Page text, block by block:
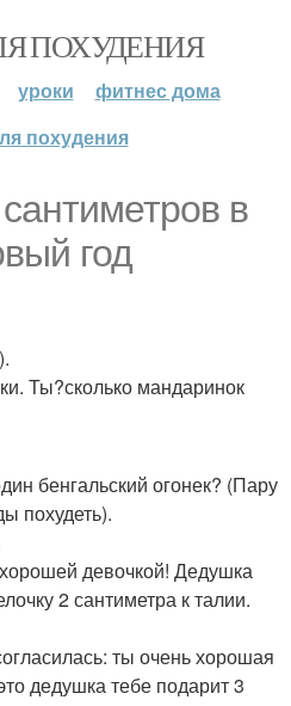
ПОХУДЕНИЯ
уроки
фитнес дома
похудения
в
год
Ты?сколько мандаринок
бенгальский огонек? (Пару
похудеть).
девочкой! Дедушка
2 сантиметра к талии.
ты очень хорошая
дедушка тебе подарит 3